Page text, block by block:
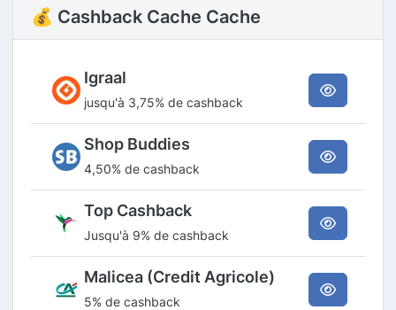
💰 Cashback Cache Cache
Igraal
jusqu'à 3,75% de cashback
Shop Buddies
4,50% de cashback
Top Cashback
Jusqu'à 9% de cashback
Malicea (Credit Agricole)
5% de cashback